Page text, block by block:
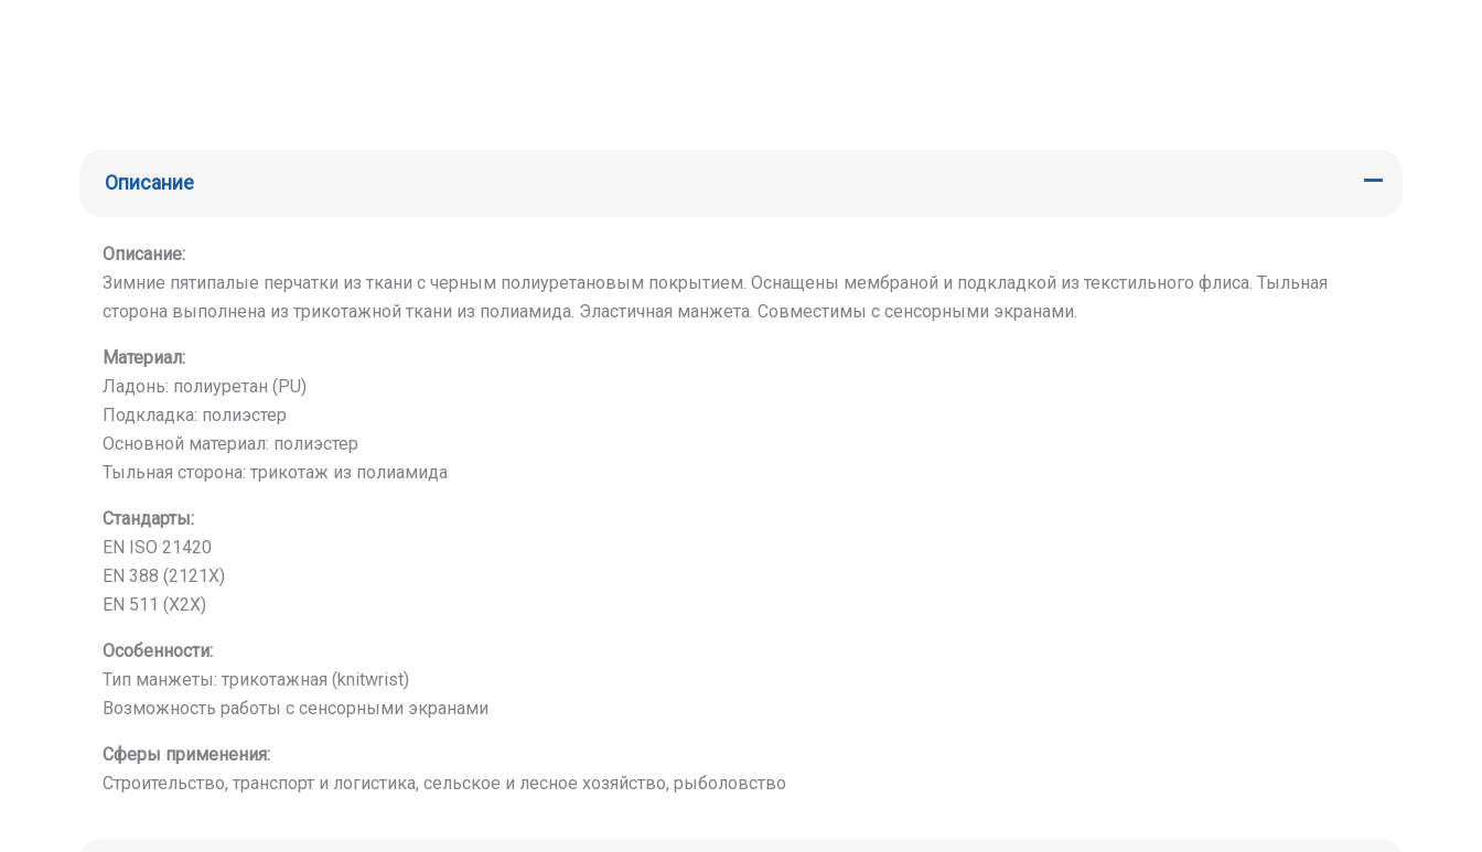
Описание
Описание:
Зимние пятипалые перчатки из ткани с черным полиуретановым покрытием. Оснащены мембраной и подкладкой из текстильного флиса. Тыльная
сторона выполнена из трикотажной ткани из полиамида. Эластичная манжета. Совместимы с сенсорными экранами.
Материал:
Ладонь: полиуретан (PU)
Подкладка: полиэстер
Основной материал: полиэстер
Тыльная сторона: трикотаж из полиамида
Стандарты:
EN ISO 21420
EN 388 (2121X)
EN 511 (X2X)
Особенности:
Тип манжеты: трикотажная (knitwrist)
Возможность работы с сенсорными экранами
Сферы применения:
Строительство, транспорт и логистика, сельское и лесное хозяйство, рыболовство